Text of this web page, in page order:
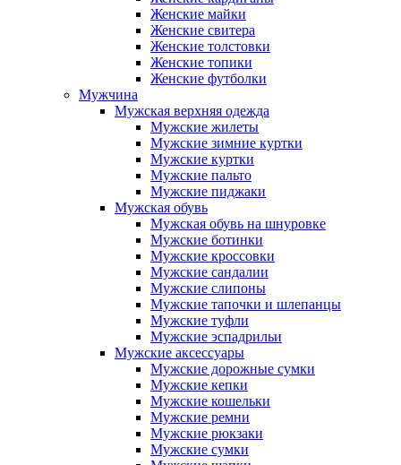
Женские майки
Женские свитера
Женские толстовки
Женские топики
Женские футболки
Мужчина
Мужская верхняя одежда
Мужские жилеты
Мужские зимние куртки
Мужские куртки
Мужские пальто
Мужские пиджаки
Мужская обувь
Мужская обувь на шнуровке
Мужские ботинки
Мужские кроссовки
Мужские сандалии
Мужские слипоны
Мужские тапочки и шлепанцы
Мужские туфли
Мужские эспадрильи
Мужские аксессуары
Мужские дорожные сумки
Мужские кепки
Мужские кошельки
Мужские ремни
Мужские рюкзаки
Мужские сумки